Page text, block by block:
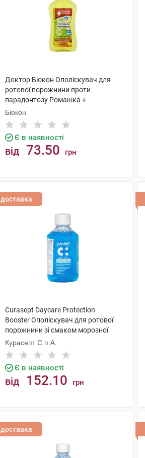
Доктор Біокон Ополіскувач для
ротової порожнини проти
парадонтозу Ромашка +
календула 250 мл 1 флакон
Біокон
Є в наявності
від 73.50 грн
доставка
Curasept Daycare Protection
Booster Ополіскувач для ротової
порожнини зі смаком морозної
м'яти 250 мл 1 флакон
Курасепт С.п.А.
Є в наявності
від 152.10 грн
доставка